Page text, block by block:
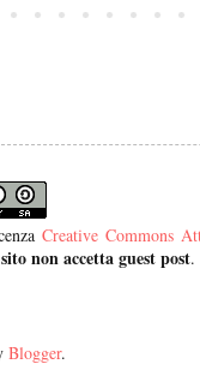
Creative Commons
non accetta guest post.
Blogger.